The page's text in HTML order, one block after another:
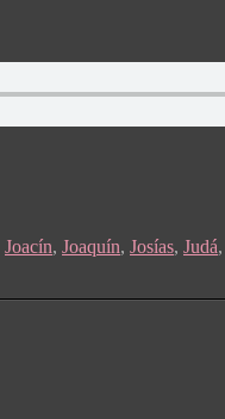
Joacín, Joaquín, Josías, Judá,